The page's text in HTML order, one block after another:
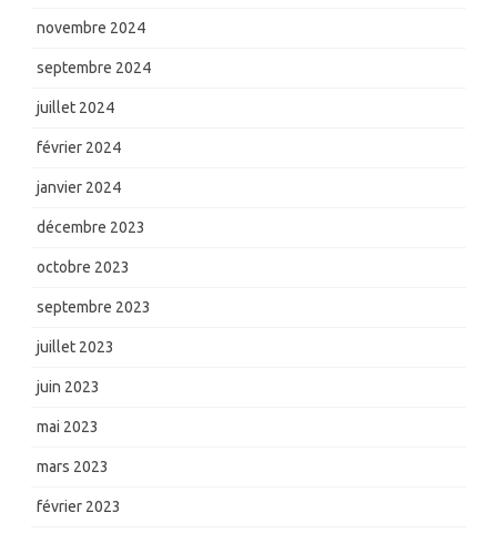
novembre 2024
septembre 2024
juillet 2024
février 2024
janvier 2024
décembre 2023
octobre 2023
septembre 2023
juillet 2023
juin 2023
mai 2023
mars 2023
février 2023